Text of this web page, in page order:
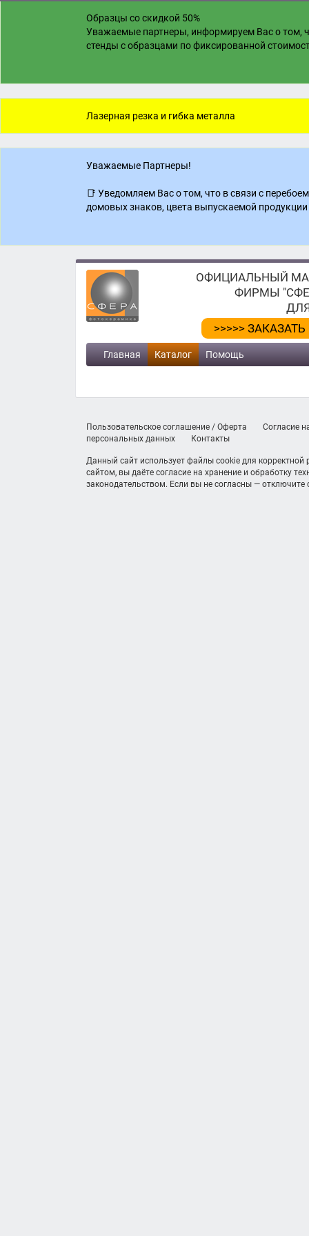
Образцы со скидкой 50%
Уважаемые партнеры, информируем Вас о том,
стенды с образцами по фиксированной
Лазерная резка и гибка металла
Уважаемые Партнеры!
📑 Уведомляем Вас о том, что в связи с
домовых знаков, цвета выпускаемой
ОФИЦИАЛЬНЫЙ
ФИРМЫ
>>>>>
Главная Каталог Помощь
Пользовательское соглашение / Оферта
Согласие
персональных данных
Контакты
Данный сайт использует файлы cookie для
сайтом, вы даёте согласие на хранение и обработку
законодательством. Если вы не согласны — отключите